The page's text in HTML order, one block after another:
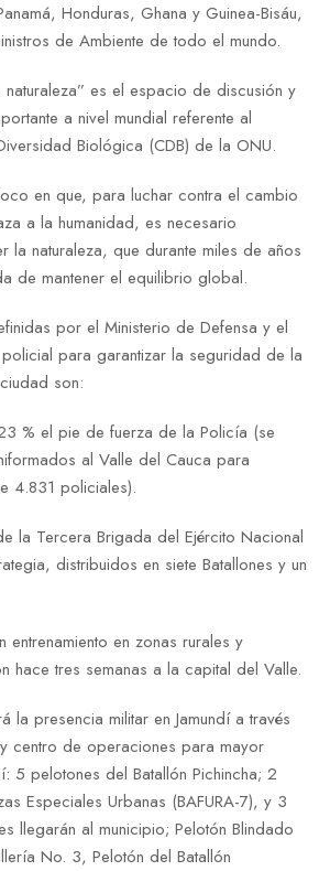
Honduras, Ghana y Guinea-Bisáu,
de Ambiente de todo el mundo.
naturaleza” es el espacio de discusión y
a nivel mundial referente al
Biológica (CDB) de la ONU.
en que, para luchar contra el cambio
a la humanidad, es necesario
la naturaleza, que durante miles de años
de mantener el equilibrio global.
por el Ministerio de Defensa y el
para garantizar la seguridad de la
son:
% el pie de fuerza de la Policía (se
al Valle del Cauca para
4.831 policiales).
la Tercera Brigada del Ejército Nacional
distribuidos en siete Batallones y un
en zonas rurales y
hace tres semanas a la capital del Valle.
la presencia militar en Jamundí a través
centro de operaciones para mayor
⁠5 pelotones del Batallón Pichincha; 2
Especiales Urbanas (BAFURA-7), y ⁠3
llegarán al municipio; Pelotón Blindado
No. 3, Pelotón del Batallón